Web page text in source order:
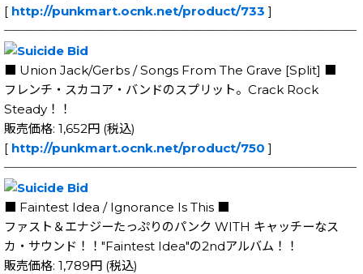
[ http://punkmart.ocnk.net/product/733 ]
─────────────────────────────
■ Union Jack/Gerbs / Songs From The Grave [Split] ■
フレンチ・スカコア・バンドのスプリット。Crack Rock
Steady！！
販売価格: 1,652円 (税込)
[ http://punkmart.ocnk.net/product/750 ]
─────────────────────────────
■ Faintest Idea / Ignorance Is This ■
ファスト＆エナジーたっぷりのパンク WITH キャッチーなス
カ・サウンド！！"Faintest Idea"の2ndアルバム！！
販売価格: 1,789円 (税込)